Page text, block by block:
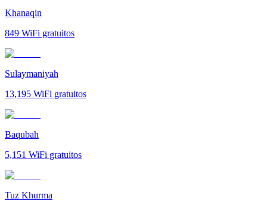
Khanaqin
849 WiFi gratuitos
Sulaymaniyah
13,195 WiFi gratuitos
Baqubah
5,151 WiFi gratuitos
Tuz Khurma